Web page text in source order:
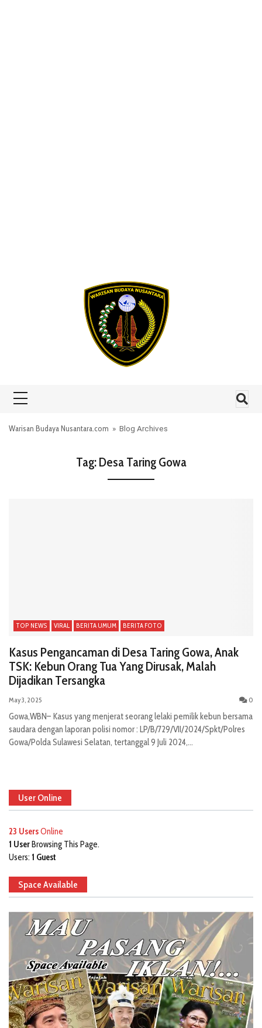
Warisan Budaya Nusantara.com » Blog Archives
Tag:Desa Taring Gowa
TOP NEWS VIRAL BERITA UMUM BERITA FOTO
Kasus Pengancaman di Desa Taring Gowa, Anak
TSK: Kebun Orang Tua Yang Dirusak, Malah
Dijadikan Tersangka
May 3, 2025 0
Gowa,WBN– Kasus yang menjerat seorang lelaki pemilik kebun bersama
saudara dengan laporan polisi nomor : LP/B/729/VII/2024/Spkt/Polres
Gowa/Polda Sulawesi Selatan, tertanggal 9 Juli 2024,...
User Online
23 UsersOnline
1 UserBrowsing This Page.
Users: 1 Guest
Space Available